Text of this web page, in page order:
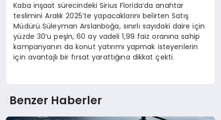
Kaba inşaat sürecindeki Sirius Florida’da anahtar
teslimini Aralık 2025’te yapacaklarını belirten Satış
Müdürü Süleyman Arslanboğa, sınırlı sayıdaki daire için
yüzde 30’u peşin, 60 ay vadeli 1,99 faiz oranına sahip
kampanyanın da konut yatırımı yapmak isteyenlerin
için avantajlı bir fırsat yarattığına dikkat çekti.
Benzer Haberler